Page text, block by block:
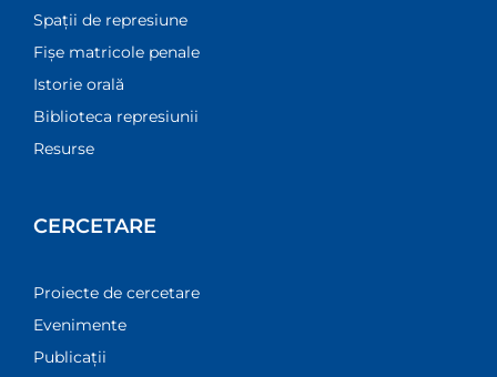
Spații de represiune
Fișe matricole penale
Istorie orală
Biblioteca represiunii
Resurse
CERCETARE
Proiecte de cercetare
Evenimente
Publicații